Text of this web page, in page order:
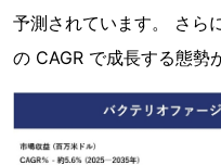
予測されています。 さら
の CAGR で成長する態勢